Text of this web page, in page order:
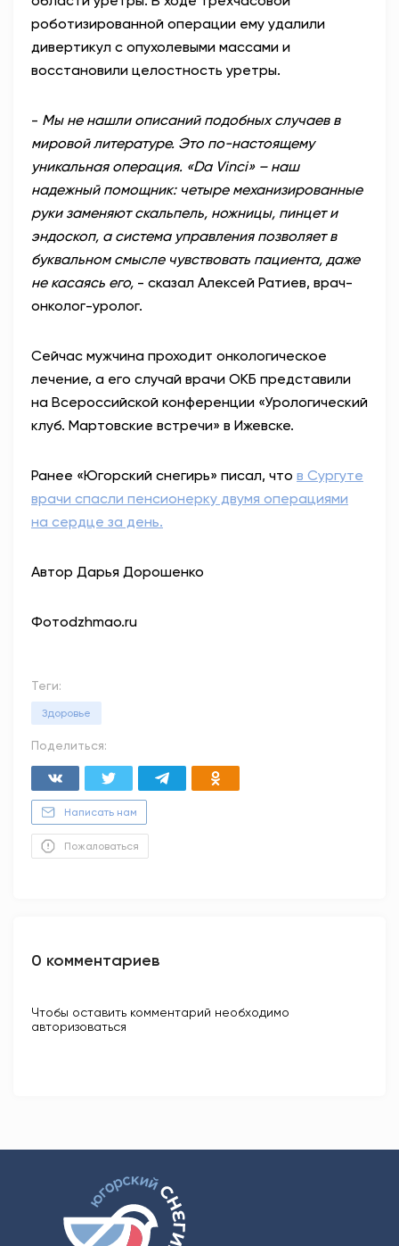
роботизированной операции ему удалили
дивертикул с опухолевыми массами и
восстановили целостность уретры.
- Мы не нашли описаний подобных случаев в
мировой литературе. Это по-настоящему
уникальная операция. «Da Vinci» – наш
надежный помощник: четыре механизированные
руки заменяют скальпель, ножницы, пинцет и
эндоскоп, а система управления позволяет в
буквальном смысле чувствовать пациента, даже
не касаясь его, - сказал Алексей Ратиев, врач-
онколог-уролог.
Сейчас мужчина проходит онкологическое
лечение, а его случай врачи ОКБ представили
на Всероссийской конференции «Урологический
клуб. Мартовские встречи» в Ижевске.
Ранее «Югорский снегирь» писал, что в Сургуте
врачи спасли пенсионерку двумя операциями
на сердце за день.
Автор Дарья Дорошенко
Фотоdzhmao.ru
Теги:
Здоровье
Поделиться:
Написать нам
Пожаловаться
0 комментариев
Чтобы оставить комментарий необходимо
авторизоваться